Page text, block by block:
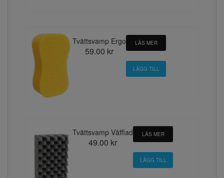
Tvättsvamp Ergo
59.00 kr
LÄS MER
Tvättsvamp Våfflad
49.00 kr
LÄS MER